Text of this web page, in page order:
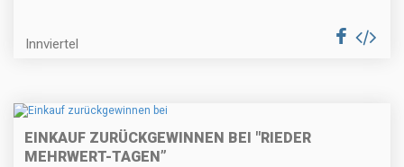
Innviertel
EINKAUF ZURÜCKGEWINNEN BEI "RIEDER
MEHRWERT-TAGEN”